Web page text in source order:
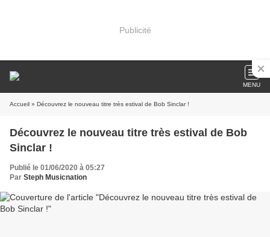
Publicité
MENU
Accueil » Découvrez le nouveau titre très estival de Bob Sinclar !
Découvrez le nouveau titre très estival de Bob
Sinclar !
Publié le 01/06/2020 à 05:27
Par Steph Musicnation